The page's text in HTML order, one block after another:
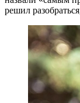
решил